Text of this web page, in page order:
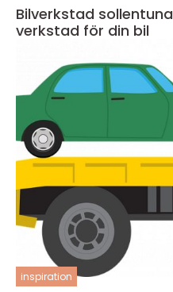
Bilverkstad sollentuna så väljer du rätt
verkstad för din bil
inspiration